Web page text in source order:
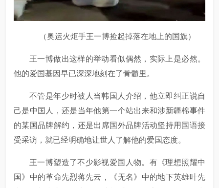
（奥运火炬手王一博捡起掉落在地上的国旗）
王一博做出这样的举动看似偶然，实际上是必然。
他的爱国基因早已深深地刻在了骨髓里。
不管是年少时被人当韩国人介绍，他立即纠正说自
己是中国人，还是当年他第一个站出来和涉新疆棉事件
的某国品牌解约，还是出席国外品牌活动坚持用国语接
受采访，就已经明确地让世人了解他的爱国态度。
王一博塑造了不少影视爱国人物。有《理想照耀中
国》中的革命先烈蒋先云，《无名》中的地下英雄叶先